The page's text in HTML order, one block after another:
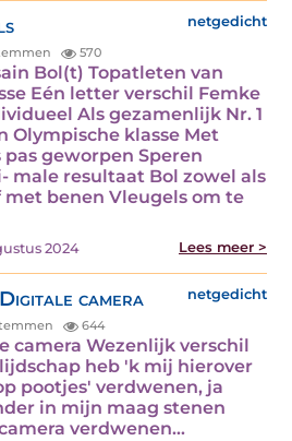
netgedicht
570
Bol(t) Topatleten van
Eén letter verschil Femke
Als gezamenlijk Nr. 1
Olympische klasse Met
pas geworpen Speren
male resultaat Bol zowel als
met benen Vleugels om te
2024 Lees meer >
camera netgedicht
644
camera Wezenlijk verschil
heb 'k mij hierover
pootjes' verdwenen, ja
in mijn maag stenen
verdwenen…